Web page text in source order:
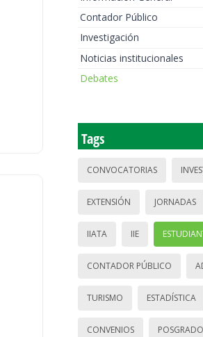
Contador Público
Investigación
Noticias institucionales
Debates
Tags
CONVOCATORIAS
EXTENSIÓN JORNADAS
IIATA IIE
CONTADOR PÚBLICO
TURISMO ESTADÍSTICA
CONVENIOS POSGRADO